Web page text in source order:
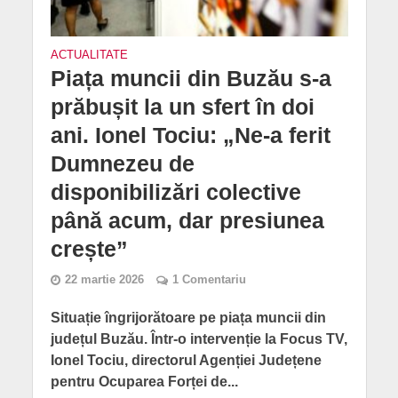
ACTUALITATE
Piața muncii din Buzău s-a
prăbușit la un sfert în doi
ani. Ionel Tociu: „Ne-a ferit
Dumnezeu de
disponibilizări colective
până acum, dar presiunea
crește”
22 martie 2026 1 Comentariu
Situație îngrijorătoare pe piața muncii din
județul Buzău. Într-o intervenție la Focus TV,
Ionel Tociu, directorul Agenției Județene
pentru Ocuparea Forței de...